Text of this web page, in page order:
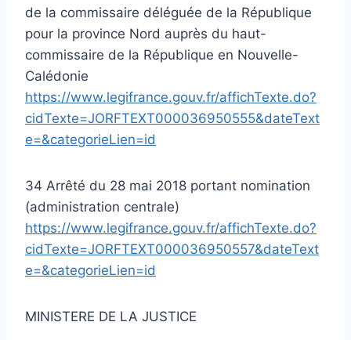
de la commissaire déléguée de la République
pour la province Nord auprès du haut-
commissaire de la République en Nouvelle-
Calédonie
https://www.legifrance.gouv.fr/affichTexte.do?
cidTexte=JORFTEXT000036950555&dateText
e=&categorieLien=id
34 Arrêté du 28 mai 2018 portant nomination
(administration centrale)
https://www.legifrance.gouv.fr/affichTexte.do?
cidTexte=JORFTEXT000036950557&dateText
e=&categorieLien=id
MINISTERE DE LA JUSTICE